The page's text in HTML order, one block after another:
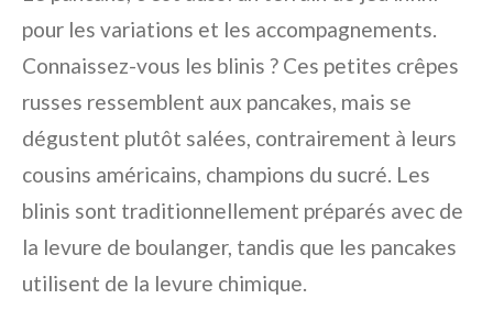
pour les variations et les accompagnements.
Connaissez-vous les blinis ? Ces petites crêpes
russes ressemblent aux pancakes, mais se
dégustent plutôt salées, contrairement à leurs
cousins américains, champions du sucré. Les
blinis sont traditionnellement préparés avec de
la levure de boulanger, tandis que les pancakes
utilisent de la levure chimique.